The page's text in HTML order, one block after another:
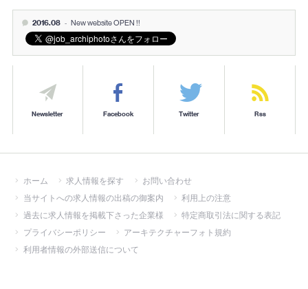
2016.08 - New website OPEN !!
Newsletter Facebook Twitter Rss
ホーム 求人情報を探す
お問い合わせ
当サイトへの求人情報の出稿の御案内
利用上の注意
過去に求人情報を掲載下さった企業様
特定商取引法に関する表記
プライバシーポリシー
アーキテクチャーフォト規約
利用者情報の外部送信について